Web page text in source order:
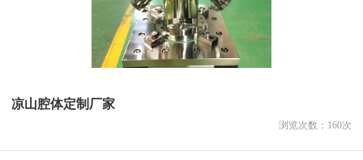
凉山腔体定制厂家
浏览次数： 160次